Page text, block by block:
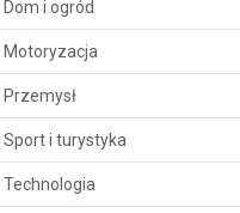
Dom i ogród
Motoryzacja
Przemysł
Sport i turystyka
Technologia